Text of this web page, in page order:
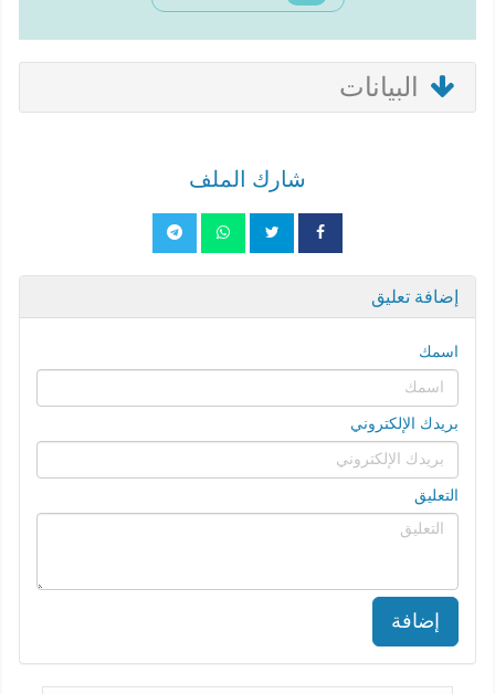
البيانات
شارك الملف
إضافة تعليق
اسمك
بريدك الإلكتروني
التعليق
إضافة